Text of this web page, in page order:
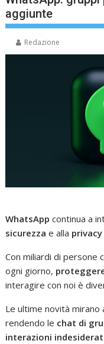
aggiunte
Redazione
WhatsApp continua a
sicurezza e alla privacy
Con miliardi di persone
ogni giorno,
interagire con noi è
Le ultime novità
rendendo le chat di
interazioni